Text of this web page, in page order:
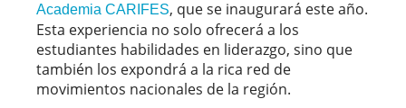
Academia CARIFES, que se inaugurará este año.
Esta experiencia no solo ofrecerá a los
estudiantes habilidades en liderazgo, sino que
también los expondrá a la rica red de
movimientos nacionales de la región.